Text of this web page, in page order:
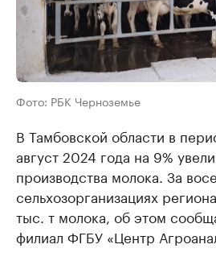
Фото: РБК Черноземье
В Тамбовской области в
август 2024 года на 9%
производства молока. За
сельхозорганизациях
тыс. т молока, об этом
филиал ФГБУ «Центр